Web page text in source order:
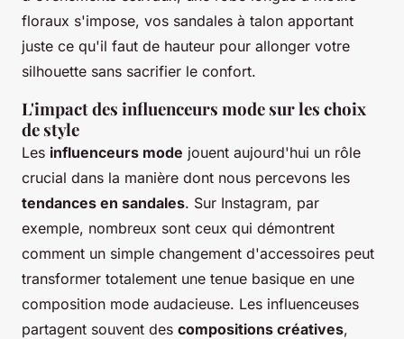
floraux s'impose, vos sandales à talon apportant
juste ce qu'il faut de hauteur pour allonger votre
silhouette sans sacrifier le confort.
L'impact des influenceurs mode sur les choix
de style
Les influenceurs mode jouent aujourd'hui un rôle
crucial dans la manière dont nous percevons les
tendances en sandales. Sur Instagram, par
exemple, nombreux sont ceux qui démontrent
comment un simple changement d'accessoires peut
transformer totalement une tenue basique en une
composition mode audacieuse. Les influenceuses
partagent souvent des compositions créatives,